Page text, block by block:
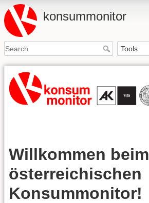
konsummonitor
Willkommen beim
österreichischen
Konsummonitor!